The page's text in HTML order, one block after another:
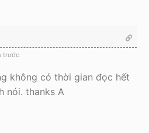
trước
không có thời gian đọc hết
nói. thanks A